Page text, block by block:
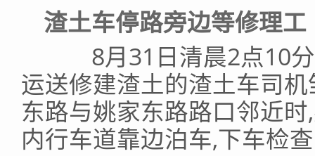
渣土车停路旁边等修理工
8月31日清晨2点10分
运送修建渣土的渣土车司
东路与姚家东路路口邻近
内行车道靠边泊车,下车检